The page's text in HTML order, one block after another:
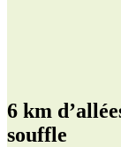
6 km
souffle